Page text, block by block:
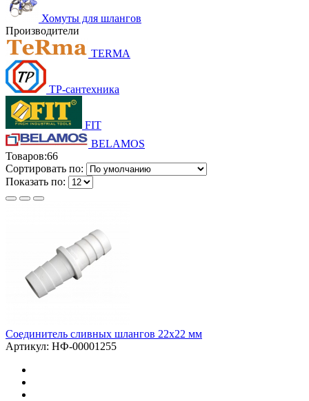
Хомуты для шлангов
Производители
TERMA
ТР-сантехника
FIT
BELAMOS
Товаров:66
Сортировать по:
Показать по:
Соединитель сливных шлангов 22х22 мм
Артикул: НФ-00001255